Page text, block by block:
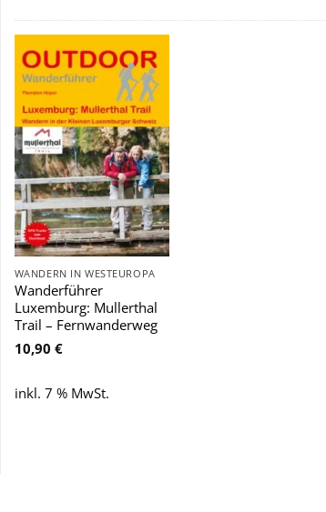
Zu
Wunschliste
hinzufügen
WANDERN IN WESTEUROPA
Wanderführer
Luxemburg: Mullerthal
Trail – Fernwanderweg
10,90 €
inkl. 7 % MwSt.